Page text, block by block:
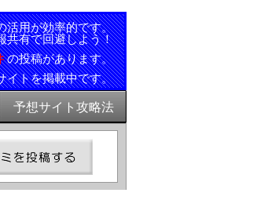
活用が効率的です。
共有で回避しよう！
の投稿があります。
イトを掲載中です。
予想サイト攻略法